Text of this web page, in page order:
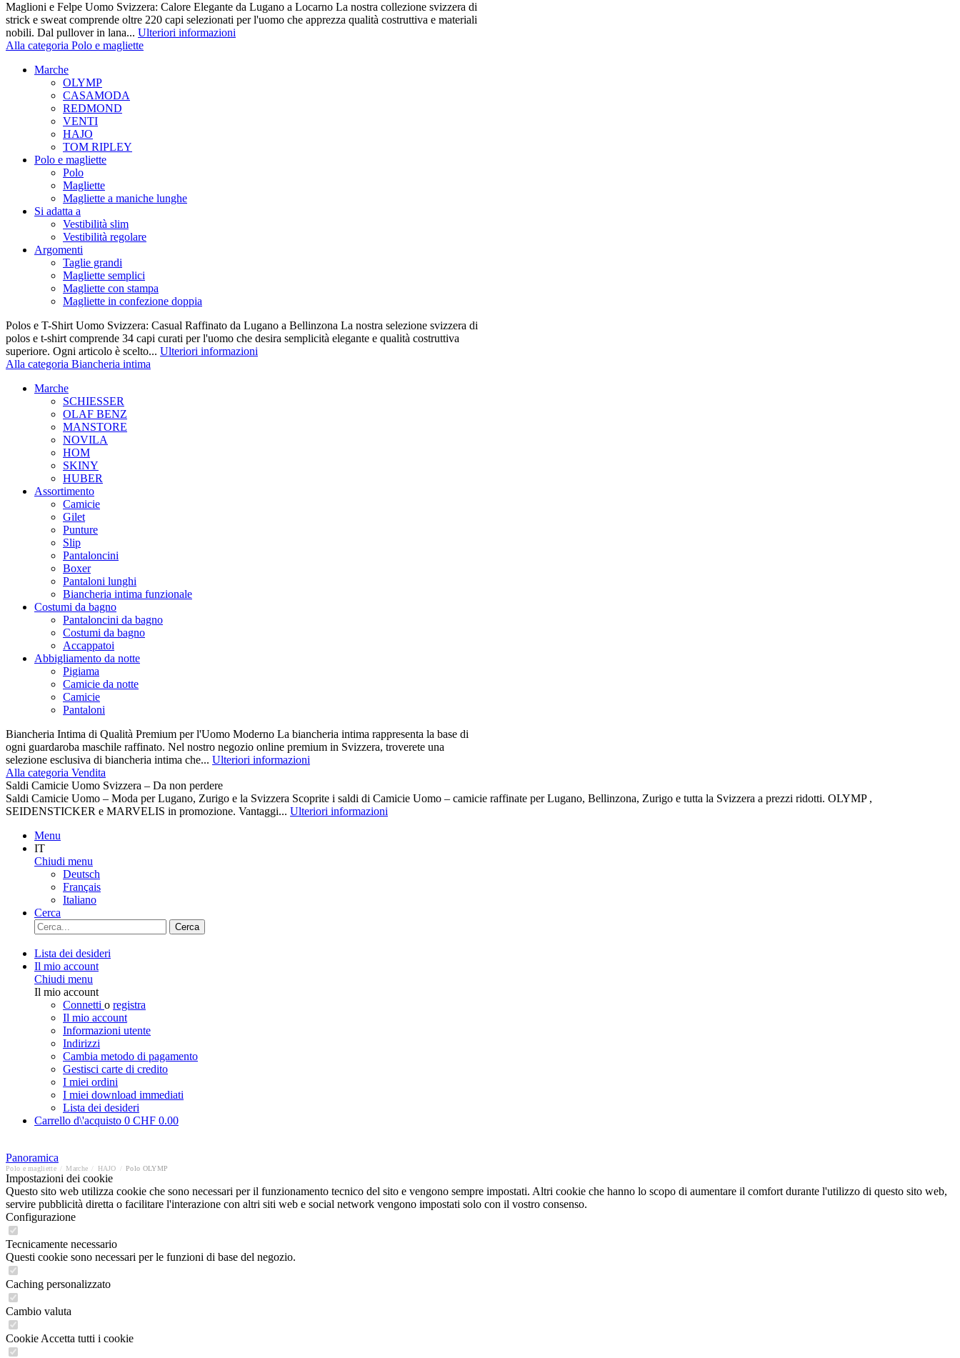
Maglioni e Felpe Uomo Svizzera: Calore Elegante da Lugano a Locarno La nostra collezione svizzera di
strick e sweat comprende oltre 220 capi selezionati per l'uomo che apprezza qualità costruttiva e materiali
nobili. Dal pullover in lana... Ulteriori informazioni
Alla categoria Polo e magliette
Marche
OLYMP
CASAMODA
REDMOND
VENTI
HAJO
TOM RIPLEY
Polo e magliette
Polo
Magliette
Magliette a maniche lunghe
Si adatta a
Vestibilità slim
Vestibilità regolare
Argomenti
Taglie grandi
Magliette semplici
Magliette con stampa
Magliette in confezione doppia
Polos e T-Shirt Uomo Svizzera: Casual Raffinato da Lugano a Bellinzona La nostra selezione svizzera di
polos e t-shirt comprende 34 capi curati per l'uomo che desira semplicità elegante e qualità costruttiva
superiore. Ogni articolo è scelto... Ulteriori informazioni
Alla categoria Biancheria intima
Marche
SCHIESSER
OLAF BENZ
MANSTORE
NOVILA
HOM
SKINY
HUBER
Assortimento
Camicie
Gilet
Punture
Slip
Pantaloncini
Boxer
Pantaloni lunghi
Biancheria intima funzionale
Costumi da bagno
Pantaloncini da bagno
Costumi da bagno
Accappatoi
Abbigliamento da notte
Pigiama
Camicie da notte
Camicie
Pantaloni
Biancheria Intima di Qualità Premium per l'Uomo Moderno La biancheria intima rappresenta la base di
ogni guardaroba maschile raffinato. Nel nostro negozio online premium in Svizzera, troverete una
selezione esclusiva di biancheria intima che... Ulteriori informazioni
Alla categoria Vendita
Saldi Camicie Uomo Svizzera – Da non perdere
Saldi Camicie Uomo – Moda per Lugano, Zurigo e la Svizzera Scoprite i saldi di Camicie Uomo – camicie raffinate per Lugano, Bellinzona, Zurigo e tutta la Svizzera a prezzi ridotti. OLYMP ,
SEIDENSTICKER e MARVELIS in promozione. Vantaggi... Ulteriori informazioni
Menu
IT
Chiudi menu
Deutsch
Français
Italiano
Cerca
Cerca
Lista dei desideri
Il mio account
Chiudi menu
Il mio account
Connetti o registra
Il mio account
Informazioni utente
Indirizzi
Cambia metodo di pagamento
Gestisci carte di credito
I miei ordini
I miei download immediati
Lista dei desideri
Carrello d\'acquisto 0 CHF 0.00
Panoramica
Polo e magliette Marche HAJO Polo OLYMP
Impostazioni dei cookie
Questo sito web utilizza cookie che sono necessari per il funzionamento tecnico del sito e vengono sempre impostati. Altri cookie che hanno lo scopo di aumentare il comfort durante l'utilizzo di questo sito web,
servire pubblicità diretta o facilitare l'interazione con altri siti web e social network vengono impostati solo con il vostro consenso.
Configurazione
Tecnicamente necessario
Questi cookie sono necessari per le funzioni di base del negozio.
Caching personalizzato
Cambio valuta
Cookie Accetta tutti i cookie